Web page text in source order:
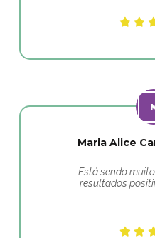
Maria Alice
Está sendo
resultados